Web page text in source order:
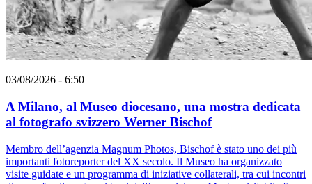
03/08/2026 - 6:50
A Milano, al Museo diocesano, una mostra dedicata
al fotografo svizzero Werner Bischof
Membro dell’agenzia Magnum Photos, Bischof è stato uno dei più
importanti fotoreporter del XX secolo. Il Museo ha organizzato
visite guidate e un programma di iniziative collaterali, tra cui incontri